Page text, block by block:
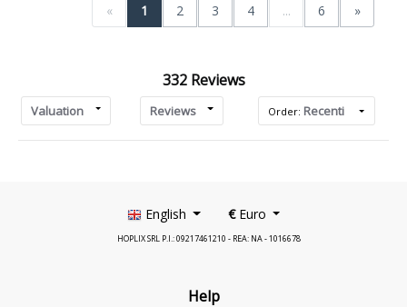
« 1 2 3 4 ... 6 »
332 Reviews
Valuation Reviews Order: Recenti
English €Euro
HOPLIX SRL P.I.: 09217461210 - REA: NA - 1016678
Help